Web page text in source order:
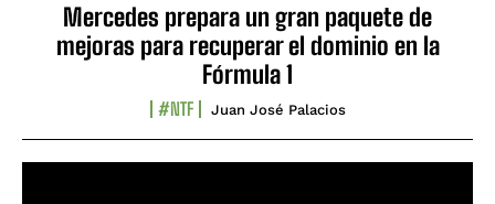
Mercedes prepara un gran paquete de
mejoras para recuperar el dominio en la
Fórmula 1
#NTF Juan José Palacios